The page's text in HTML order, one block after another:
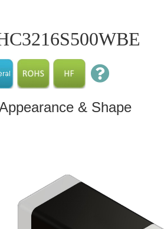
& Shape